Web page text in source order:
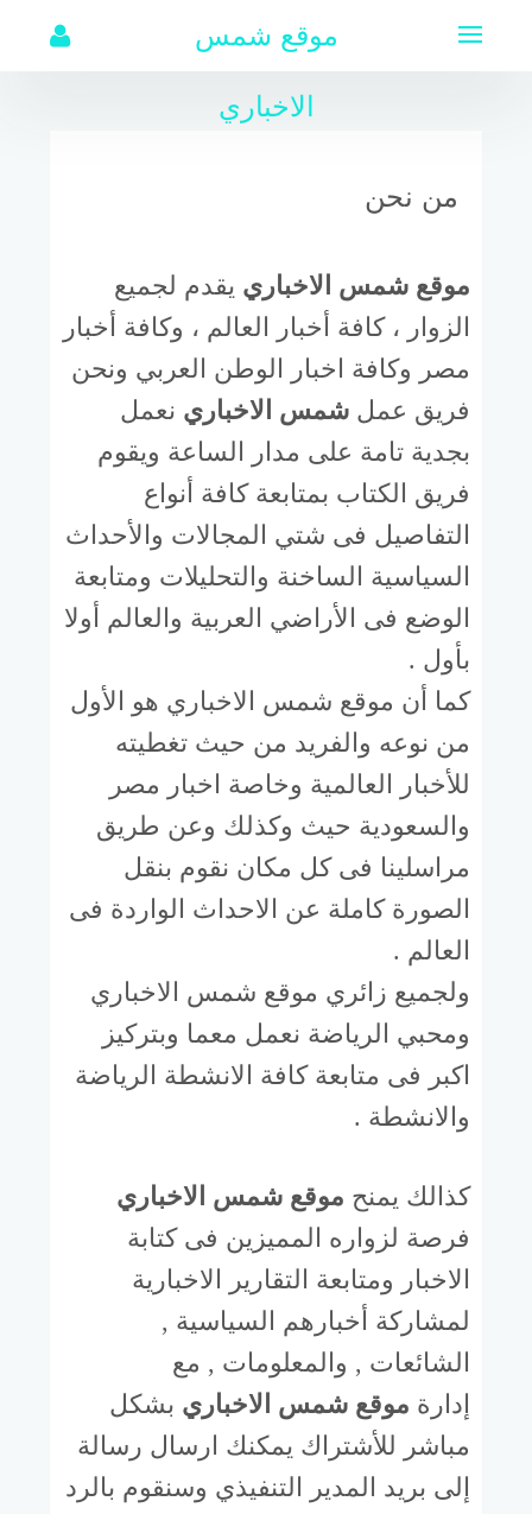
موقع شمس
الاخباري
من نحن
موقع شمس الاخباري يقدم لجميع
الزوار ، كافة أخبار العالم ، وكافة أخبار
مصر وكافة اخبار الوطن العربي ونحن
فريق عمل شمس الاخباري نعمل
بجدية تامة على مدار الساعة ويقوم
فريق الكتاب بمتابعة كافة أنواع
التفاصيل فى شتي المجالات والأحداث
السياسية الساخنة والتحليلات ومتابعة
الوضع فى الأراضي العربية والعالم أولا
بأول .
كما أن موقع شمس الاخباري هو الأول
من نوعه والفريد من حيث تغطيته
للأخبار العالمية وخاصة اخبار مصر
والسعودية حيث وكذلك وعن طريق
مراسلينا فى كل مكان نقوم بنقل
الصورة كاملة عن الاحداث الواردة فى
العالم .
ولجميع زائري موقع شمس الاخباري
ومحبي الرياضة نعمل معما وبتركيز
اكبر فى متابعة كافة الانشطة الرياضة
والانشطة .
كذالك يمنح موقع شمس الاخباري
فرصة لزواره المميزين فى كتابة
الاخبار ومتابعة التقارير الاخبارية
لمشاركة أخبارهم السياسية ,
الشائعات , والمعلومات , مع
إدارة موقع شمس الاخباري بشكل
مباشر للأشتراك يمكنك ارسال رسالة
إلى بريد المدير التنفيذي وسنقوم بالرد